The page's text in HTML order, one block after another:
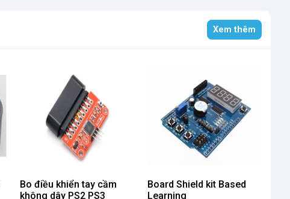
Xem thêm
Bo điều khiển tay cầm
không dây PS2 PS3
Board Shield kit Based
Learning